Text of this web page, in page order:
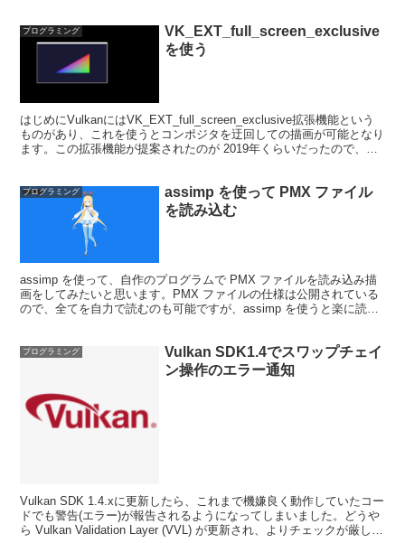
プログラミング
VK_EXT_full_screen_exclusive
を使う
はじめにVulkanにはVK_EXT_full_screen_exclusive拡張機能という
ものがあり、これを使うとコンポジタを迂回しての描画が可能となり
ます。この拡張機能が提案されたのが 2019年くらいだったので、今
プログラミング
assimp を使って PMX ファイル
を読み込む
assimp を使って、自作のプログラムで PMX ファイルを読み込み描
画をしてみたいと思います。PMX ファイルの仕様は公開されている
ので、全てを自力で読むのも可能ですが、assimp を使うと楽に読み
プログラミング
Vulkan SDK1.4でスワップチェイ
ン操作のエラー通知
Vulkan SDK 1.4.xに更新したら、これまで機嫌良く動作していたコー
ドでも警告(エラー)が報告されるようになってしまいました。どうや
ら Vulkan Validation Layer (VVL) が更新され、よりチェックが厳しく